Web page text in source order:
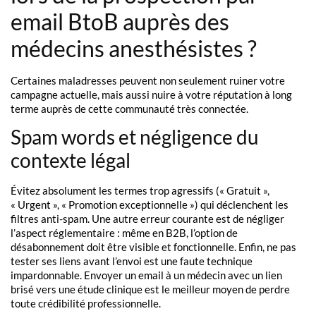
email BtoB auprès des
médecins anesthésistes ?
Certaines maladresses peuvent non seulement ruiner votre
campagne actuelle, mais aussi nuire à votre réputation à long
terme auprès de cette communauté très connectée.
Spam words et négligence du
contexte légal
Évitez absolument les termes trop agressifs (« Gratuit »,
« Urgent », « Promotion exceptionnelle ») qui déclenchent les
filtres anti-spam. Une autre erreur courante est de négliger
l’aspect réglementaire : même en B2B, l’option de
désabonnement doit être visible et fonctionnelle. Enfin, ne pas
tester ses liens avant l’envoi est une faute technique
impardonnable. Envoyer un email à un médecin avec un lien
brisé vers une étude clinique est le meilleur moyen de perdre
toute crédibilité professionnelle.